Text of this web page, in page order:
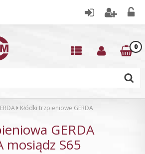
0
Kłódki trzpieniowe GERDA
GERDA
mosiądz S65